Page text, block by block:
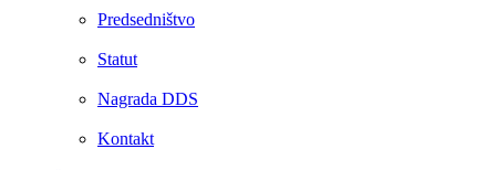
Predsedništvo
Statut
Nagrada DDS
Kontakt